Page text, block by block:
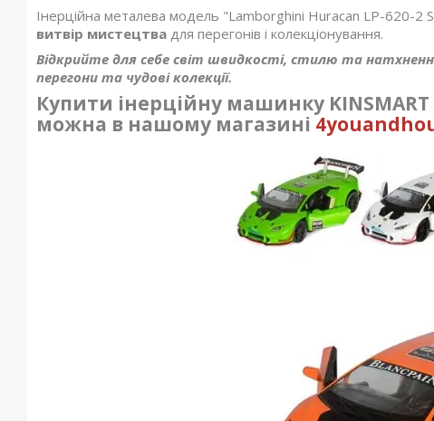
Інерційна металева модель "Lamborghini Huracan LP-620-2
витвір мистецтва для перегонів і колекціонування.
Відкрийте для себе світ швидкості, стилю та
перегони та чудові колекції.
Купити інерційну машинку
можна в нашому магазині